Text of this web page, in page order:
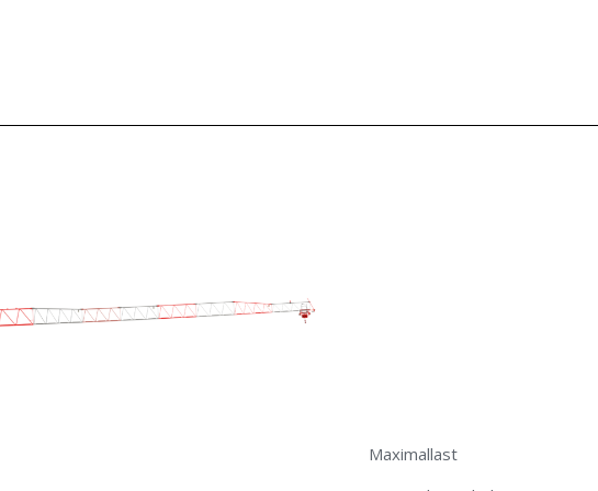
Maximallast